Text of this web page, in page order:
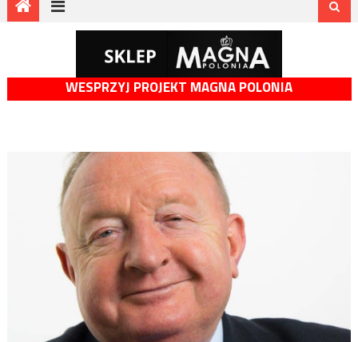
WESPRZYJ PROJEKT MAGNA POLONIA